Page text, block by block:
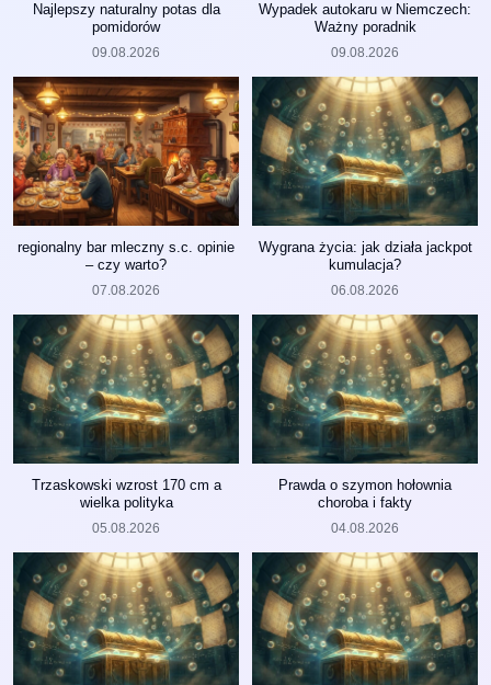
Najlepszy naturalny potas dla
pomidorów
09.08.2026
Wypadek autokaru w Niemczech:
Ważny poradnik
09.08.2026
regionalny bar mleczny s.c. opinie
– czy warto?
07.08.2026
Wygrana życia: jak działa jackpot
kumulacja?
06.08.2026
Trzaskowski wzrost 170 cm a
wielka polityka
05.08.2026
Prawda o szymon hołownia
choroba i fakty
04.08.2026